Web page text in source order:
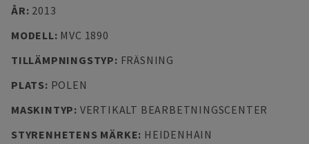
ÅR: 2013
MODELL: MVC 1890
TILLÄMPNINGSTYP: FRÄSNING
PLATS: POLEN
MASKINTYP: VERTIKALT BEARBETNINGSCENTER
STYRENHETENS MÄRKE: HEIDENHAIN